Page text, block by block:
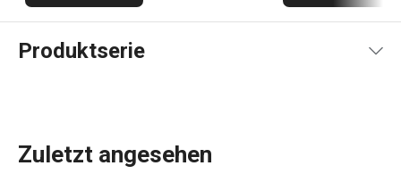
Produktserie
Zuletzt angesehen